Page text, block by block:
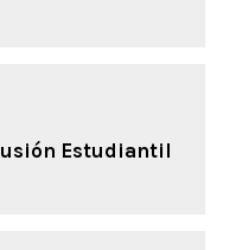
Estudiantil